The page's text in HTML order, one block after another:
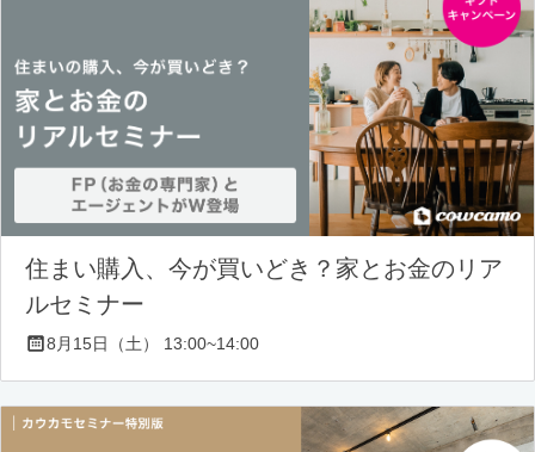
住まい購入、今が買いどき？家とお金のリア
ルセミナー
8月15日（土） 13:00~14:00